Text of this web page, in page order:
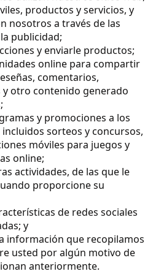
productos y servicios, y
nosotros a través de las
publicidad;
y enviarle productos;
online para compartir
comentarios,
y otro contenido generado
y promociones a los
sorteos y concursos,
móviles para juegos y
online;
actividades, de las que le
proporcione su
de redes sociales
y
información que recopilamos
usted por algún motivo de
anteriormente.